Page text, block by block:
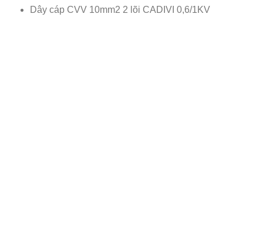
Dây cáp CVV 10mm2 2 lõi CADIVI 0,6/1KV